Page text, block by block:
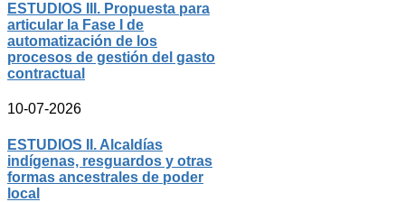
ESTUDIOS III. Propuesta para
articular la Fase I de
automatización de los
procesos de gestión del gasto
contractual
10-07-2026
ESTUDIOS II. Alcaldías
indígenas, resguardos y otras
formas ancestrales de poder
local